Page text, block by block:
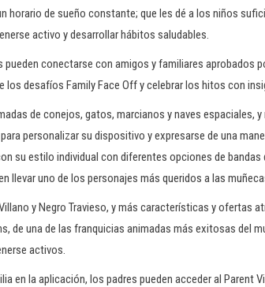
horario de sueño constante; que les dé a los niños
activo y desarrollar hábitos saludables.
pueden conectarse con amigos y familiares aprobados
los desafíos Family Face Off y celebrar los hitos con
de conejos, gatos, marcianos y naves espaciales,
personalizar su dispositivo y expresarse de una
su estilo individual con diferentes opciones de
llevar uno de los personajes más queridos a las
y Negro Travieso, y más características y ofertas
de una de las franquicias animadas más exitosas del
activos.
en la aplicación, los padres pueden acceder al Parent